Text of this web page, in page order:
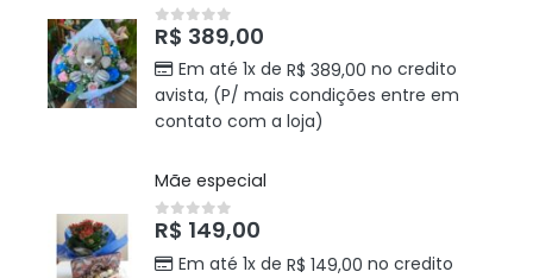
0out of 5
R$ 389,00
Em até 1x de R$ 389,00 no credito
avista, (P/ mais condições entre em
contato com a loja)
Mãe especial
0out of 5
R$ 149,00
Em até 1x de R$ 149,00 no credito